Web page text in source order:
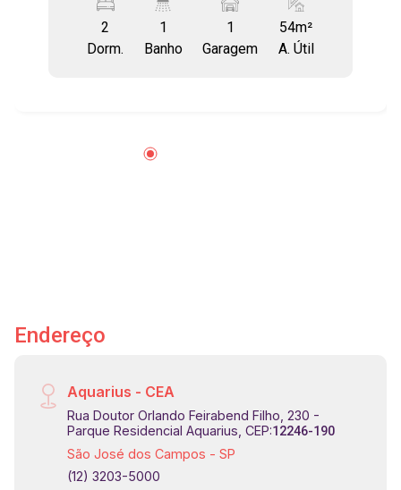
Piscina - Área gourmet - Salão de festas -
Portaria remota 24h Alguns diferenciais do
condomínio: - Isolamento Acústico com lajes de
Reaproveitamento da água da chuva -
2
Dorm.
1
Banho
1
Garagem
54m²
A. Útil
Endereço
Aquarius - CEA
Rua Doutor Orlando Feirabend Filho, 230 -
Parque Residencial Aquarius, CEP:12246-190
São José dos Campos - SP
(12) 3203-5000